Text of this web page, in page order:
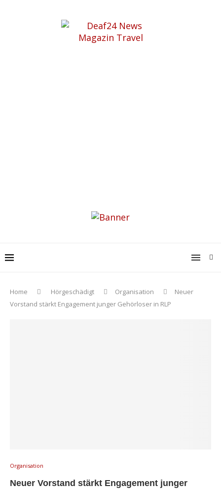
Home Hörgeschädigt Organisation
Neuer
Vorstand stärkt Engagement junger Gehörloser in RLP
Organisation
Neuer Vorstand stärkt Engagement junger